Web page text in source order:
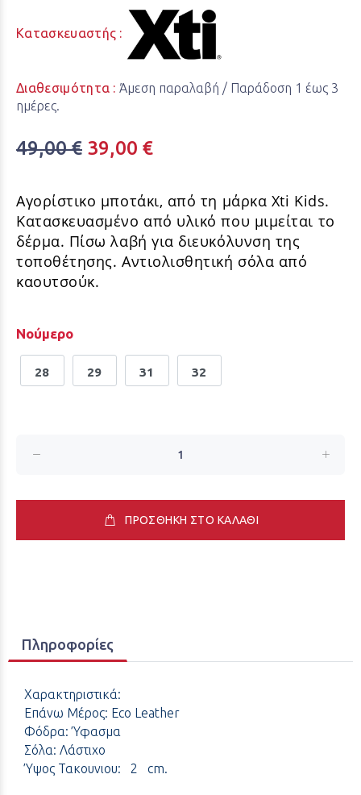
Κατασκευαστής :
Διαθεσιμότητα :Άμεση παραλαβή / Παράδoση 1 έως 3
ημέρες.
49,00 € 39,00 €
Αγορίστικο μποτάκι, από τη μάρκα Xti Kids.
Κατασκευασμένο από υλικό που μιμείται το
δέρμα. Πίσω λαβή για διευκόλυνση της
τοποθέτησης. Αντιολισθητική σόλα από
καουτσούκ.
Νούμερο
28 29 31 32
ΠΡΟΣΘΗΚΗ ΣΤΟ ΚΑΛΑΘΙ
Πληροφορίες
Χαρακτηριστικά:
Επάνω Μέρος: Eco Leather
Φόδρα: Ύφασμα
Σόλα: Λάστιχο
Ύψος Τακουνιου: 2 cm.